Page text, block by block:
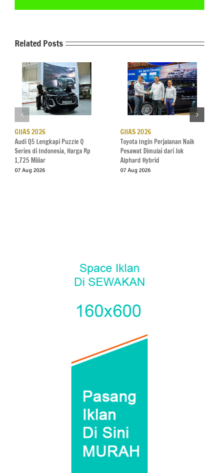
Related Posts
GIIAS 2026
Audi Q5 Lengkapi Puzzle Q
Series di Indonesia, Harga Rp
1,725 Miliar
07 Aug 2026
GIIAS 2026
Toyota Ingin Perjalanan Naik
Pesawat Dimulai dari Jok
Alphard Hybrid
07 Aug 2026